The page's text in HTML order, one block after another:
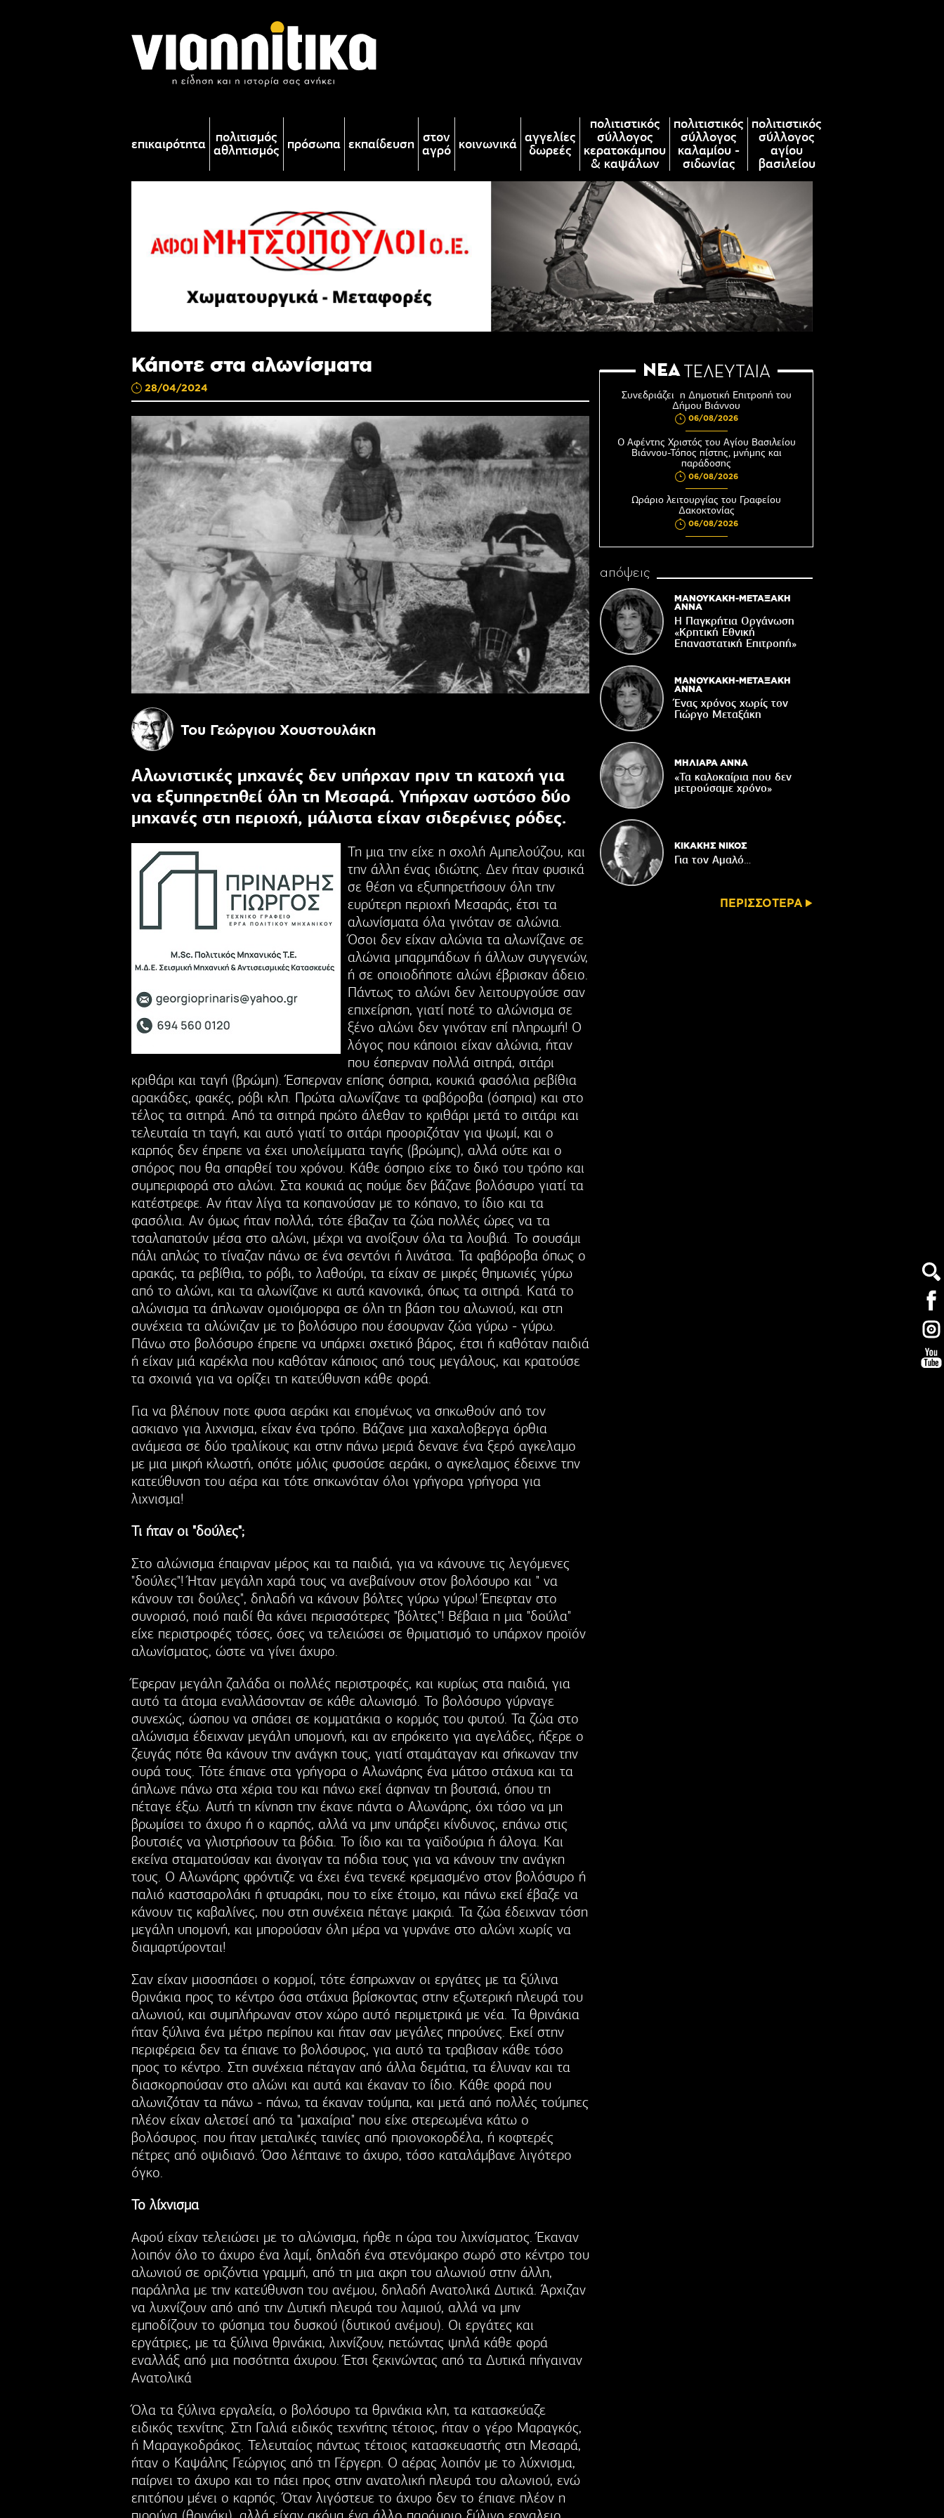
επικαιρότητα πολιτισμός
αθλητισμός πρόσωπα εκπαίδευση στον
αγρό κοινωνικά αγγελίες
δωρεές
πολιτιστικός
σύλλογος
κερατοκάμπου
& καψάλων
πολιτιστικός
σύλλογος
καλαμίου -
σιδωνίας
πολιτιστικός
σύλλογος
αγίου
βασιλείου
Κάποτε στα αλωνίσματα
28/04/2024
Του Γεώργιου Χουστουλάκη
Αλωνιστικές μηχανές δεν υπήρχαν πριν τη κατοχή για
να εξυπηρετηθεί όλη τη Μεσαρά. Υπήρχαν ωστόσο δύο
μηχανές στη περιοχή, μάλιστα είχαν σιδερένιες ρόδες.
Τη μια την είχε η σχολή Αμπελούζου, και
την άλλη ένας ιδιώτης. Δεν ήταν φυσικά
σε θέση να εξυπηρετήσουν όλη την
ευρύτερη περιοχή Μεσαράς, έτσι τα
αλωνίσματα όλα γινόταν σε αλώνια.
Όσοι δεν είχαν αλώνια τα αλωνίζανε σε
αλώνια μπαρμπάδων ή άλλων συγγενών,
ή σε οποιοδήποτε αλώνι έβρισκαν άδειο.
Πάντως το αλώνι δεν λειτουργούσε σαν
επιχείρηση, γιατί ποτέ το αλώνισμα σε
ξένο αλώνι δεν γινόταν επί πληρωμή! Ο
λόγος που κάποιοι είχαν αλώνια, ήταν
που έσπερναν πολλά σιτηρά, σιτάρι
κριθάρι και ταγή (βρώμη). Έσπερναν επίσης όσπρια, κουκιά φασόλια ρεβίθια
αρακάδες, φακές, ρόβι κλπ. Πρώτα αλωνίζανε τα φαβόροβα (όσπρια) και στο
τέλος τα σιτηρά. Από τα σιτηρά πρώτο άλεθαν το κριθάρι μετά το σιτάρι και
τελευταία τη ταγή, και αυτό γιατί το σιτάρι προοριζόταν για ψωμί, και ο
καρπός δεν έπρεπε να έχει υπολείμματα ταγής (βρώμης), αλλά ούτε και ο
σπόρος που θα σπαρθεί του χρόνου. Κάθε όσπριο είχε το δικό του τρόπο και
συμπεριφορά στο αλώνι. Στα κουκιά ας πούμε δεν βάζανε βολόσυρο γιατί τα
κατέστρεφε. Αν ήταν λίγα τα κοπανούσαν με το κόπανο, το ίδιο και τα
φασόλια. Αν όμως ήταν πολλά, τότε έβαζαν τα ζώα πολλές ώρες να τα
τσαλαπατούν μέσα στο αλώνι, μέχρι να ανοίξουν όλα τα λουβιά. Το σουσάμι
πάλι απλώς το τίναζαν πάνω σε ένα σεντόνι ή λινάτσα. Τα φαβόροβα όπως ο
αρακάς, τα ρεβίθια, το ρόβι, το λαθούρι, τα είχαν σε μικρές θημωνιές γύρω
από το αλώνι, και τα αλωνίζανε κι αυτά κανονικά, όπως τα σιτηρά. Κατά το
αλώνισμα τα άπλωναν ομοιόμορφα σε όλη τη βάση του αλωνιού, και στη
συνέχεια τα αλώνιζαν με το βολόσυρο που έσουρναν ζώα γύρω - γύρω.
Πάνω στο βολόσυρο έπρεπε να υπάρχει σχετικό βάρος, έτσι ή καθόταν παιδιά
ή είχαν μιά καρέκλα που καθόταν κάποιος από τους μεγάλους, και κρατούσε
τα σχοινιά για να ορίζει τη κατεύθυνση κάθε φορά.
Για να βλέπουν ποτε φυσα αεράκι και επομένως να σηκωθούν από τον
ασκιανο για λιχνισμα, είχαν ένα τρόπο. Βάζανε μια χαχαλοβεργα όρθια
ανάμεσα σε δύο τραλίκους και στην πάνω μεριά δενανε ένα ξερό αγκελαμο
με μια μικρή κλωστή, οπότε μόλις φυσούσε αεράκι, ο αγκελαμος έδειχνε την
κατεύθυνση του αέρα και τότε σηκωνόταν όλοι γρήγορα γρήγορα για
λιχνισμα!
Τι ήταν οι "δούλες";
Στο αλώνισμα έπαιρναν μέρος και τα παιδιά, για να κάνουνε τις λεγόμενες
"δούλες"! Ήταν μεγάλη χαρά τους να ανεβαίνουν στον βολόσυρο και " να
κάνουν τσι δούλες", δηλαδή να κάνουν βόλτες γύρω γύρω! Έπεφταν στο
συνορισό, ποιό παιδί θα κάνει περισσότερες "βόλτες"! Βέβαια η μια "δούλα"
είχε περιστροφές τόσες, όσες να τελειώσει σε θριματισμό το υπάρχον προϊόν
αλωνίσματος, ώστε να γίνει άχυρο.
Έφεραν μεγάλη ζαλάδα οι πολλές περιστροφές, και κυρίως στα παιδιά, για
αυτό τα άτομα εναλλάσονταν σε κάθε αλωνισμό. Το βολόσυρο γύρναγε
συνεχώς, ώσπου να σπάσει σε κομματάκια ο κορμός του φυτού. Τα ζώα στο
αλώνισμα έδειχναν μεγάλη υπομονή, και αν επρόκειτο για αγελάδες, ήξερε ο
ζευγάς πότε θα κάνουν την ανάγκη τους, γιατί σταμάταγαν και σήκωναν την
ουρά τους. Τότε έπιανε στα γρήγορα ο Αλωνάρης ένα μάτσο στάχυα και τα
άπλωνε πάνω στα χέρια του και πάνω εκεί άφηναν τη βουτσιά, όπου τη
πέταγε έξω. Αυτή τη κίνηση την έκανε πάντα ο Αλωνάρης, όχι τόσο να μη
βρωμίσει το άχυρο ή ο καρπός, αλλά να μην υπάρξει κίνδυνος, επάνω στις
βουτσιές να γλιστρήσουν τα βόδια. Το ίδιο και τα γαϊδούρια ή άλογα. Και
εκείνα σταματούσαν και άνοιγαν τα πόδια τους για να κάνουν την ανάγκη
τους. Ο Αλωνάρης φρόντιζε να έχει ένα τενεκέ κρεμασμένο στον βολόσυρο ή
παλιό καστσαρολάκι ή φτυαράκι, που το είχε έτοιμο, και πάνω εκεί έβαζε να
κάνουν τις καβαλίνες, που στη συνέχεια πέταγε μακριά. Τα ζώα έδειχναν τόση
μεγάλη υπομονή, και μπορούσαν όλη μέρα να γυρνάνε στο αλώνι χωρίς να
διαμαρτύρονται!
Σαν είχαν μισοσπάσει ο κορμοί, τότε έσπρωχναν οι εργάτες με τα ξύλινα
θρινάκια προς το κέντρο όσα στάχυα βρίσκοντας στην εξωτερική πλευρά του
αλωνιού, και συμπλήρωναν στον χώρο αυτό περιμετρικά με νέα. Τα θρινάκια
ήταν ξύλινα ένα μέτρο περίπου και ήταν σαν μεγάλες πηρούνες. Εκεί στην
περιφέρεια δεν τα έπιανε το βολόσυρος, για αυτό τα τραβισαν κάθε τόσο
προς το κέντρο. Στη συνέχεια πέταγαν από άλλα δεμάτια, τα έλυναν και τα
διασκορπούσαν στο αλώνι και αυτά και έκαναν το ίδιο. Κάθε φορά που
αλωνιζόταν τα πάνω - πάνω, τα έκαναν τούμπα, και μετά από πολλές τούμπες
πλέον είχαν αλετσεί από τα "μαχαίρια" που είχε στερεωμένα κάτω ο
βολόσυρος. που ήταν μεταλικές ταινίες από πριονοκορδέλα, ή κοφτερές
πέτρες από οψιδιανό. Όσο λέπταινε το άχυρο, τόσο καταλάμβανε λιγότερο
όγκο.
Το λίχνισμα
Αφού είχαν τελειώσει με το αλώνισμα, ήρθε η ώρα του λιχνίσματος. Έκαναν
λοιπόν όλο το άχυρο ένα λαμί, δηλαδή ένα στενόμακρο σωρό στο κέντρο του
αλωνιού σε οριζόντια γραμμή, από τη μια ακρη του αλωνιού στην άλλη,
παράληλα με την κατεύθυνση του ανέμου, δηλαδή Ανατολικά Δυτικά. Άρχιζαν
να λυχνίζουν από από την Δυτική πλευρά του λαμιού, αλλά να μην
εμποδίζουν το φύσημα του δυσκού (δυτικού ανέμου). Οι εργάτες και
εργάτριες, με τα ξύλινα θρινάκια, λιχνίζουν, πετώντας ψηλά κάθε φορά
εναλλάξ από μια ποσότητα άχυρου. Έτσι ξεκινώντας από τα Δυτικά πήγαιναν
Ανατολικά
Όλα τα ξύλινα εργαλεία, ο βολόσυρο τα θρινάκια κλπ, τα κατασκεύαζε
ειδικός τεχνίτης. Στη Γαλιά ειδικός τεχνήτης τέτοιος, ήταν ο γέρο Μαραγκός,
ή Μαραγκοδράκος. Τελευταίος πάντως τέτοιος κατασκευαστής στη Μεσαρά,
ήταν ο Καψάλης Γεώργιος από τη Γέργερη. Ο αέρας λοιπόν με το λύχνισμα,
παίρνει το άχυρο και το πάει προς στην ανατολική πλευρά του αλωνιού, ενώ
επιτόπου μένει ο καρπός. Όταν λιγόστευε το άχυρο δεν το έπιανε πλέον η
ΝΕΑ ΤΕΛΕΥΤΑΙΑ
Συνεδριάζει η Δημοτική Επιτροπή του
Δήμου Βιάννου
06/08/2026
Ο Αφέντης Χριστός του Αγίου Βασιλείου
Βιάννου-Τόπος πίστης, μνήμης και
παράδοσης
06/08/2026
Ωράριο λειτουργίας του Γραφείου
Δακοκτονίας
06/08/2026
Η 8η Γιορτή Μπανάνας στην Άρβη με τη
Νέος μετεωρολογικός σταθμός στον
οικισμό του Συκολόγου
05/08/2026
Κορυφώνονται οι «Τέχνες του Νότου»
Γιορτάζει ο Ιερός Ναός του Αφέντη Χριστού
στο Βαχό
04/08/2026
απόψεις
ΜΑΝΟΥΚΑΚΗ-ΜΕΤΑΞΑΚΗ
ΑΝΝΑ
Η Παγκρήτια Οργάνωση
«Κρητική Εθνική
Επαναστατική Eπιτροπή»
ΜΑΝΟΥΚΑΚΗ-ΜΕΤΑΞΑΚΗ
ΑΝΝΑ
Ένας χρόνος χωρίς τον
Γιώργο Μεταξάκη
ΜΗΛΙΑΡΑ ΑΝΝΑ
«Τα καλοκαίρια που δεν
μετρούσαμε χρόνο»
ΚΙΚΑΚΗΣ ΝΙΚΟΣ
Για τον Αμαλό…
ΠΕΡΙΣΣΟΤΕΡΑ